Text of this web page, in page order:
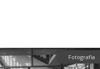
Fotografía